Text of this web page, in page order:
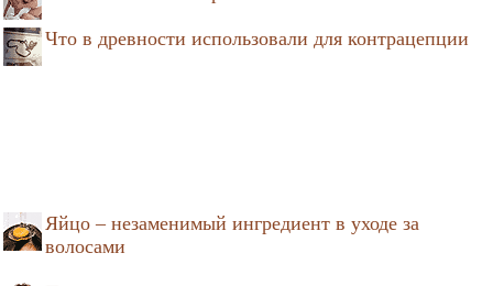
Что в древности использовали для контрацепции
Яйцо – незаменимый ингредиент в уходе за
волосами